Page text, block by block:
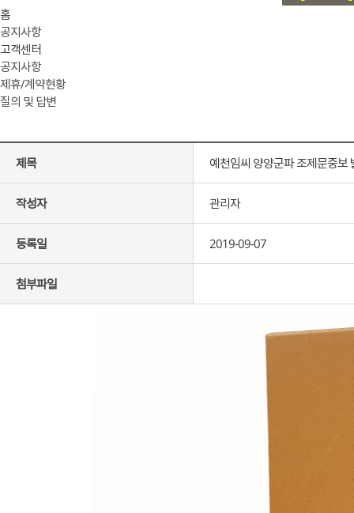
홈
공지사항
고객센터
공지사항
제휴/계약현황
질의 및 답변
제목 예천임씨 양양군파 조제문중보
작성자 관리자
등록일 2019-09-07
첨부파일